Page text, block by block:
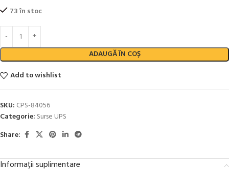
73 în stoc
ADAUGĂ ÎN COȘ
Add to wishlist
SKU: CPS-84056
Categorie: Surse UPS
Share:
Informații suplimentare